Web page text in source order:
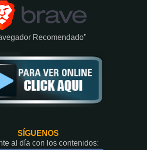
Recomendado"
SÍGUENOS
al día con los contenidos: